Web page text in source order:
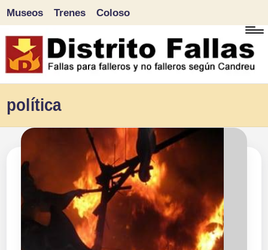
Saltar
al
Museos Trenes Coloso
política